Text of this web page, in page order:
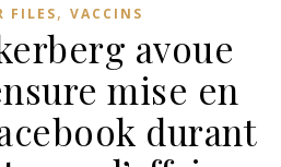
FILES, VACCINS
avoue
mise en
durant